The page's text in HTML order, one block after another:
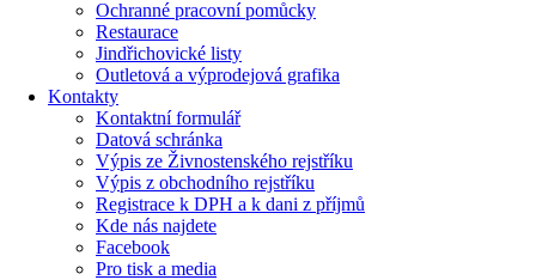
Ochranné pracovní pomůcky
Restaurace
Jindřichovické listy
Outletová a výprodejová grafika
Kontakty
Kontaktní formulář
Datová schránka
Výpis ze Živnostenského rejstříku
Výpis z obchodního rejstříku
Registrace k DPH a k dani z příjmů
Kde nás najdete
Facebook
Pro tisk a media